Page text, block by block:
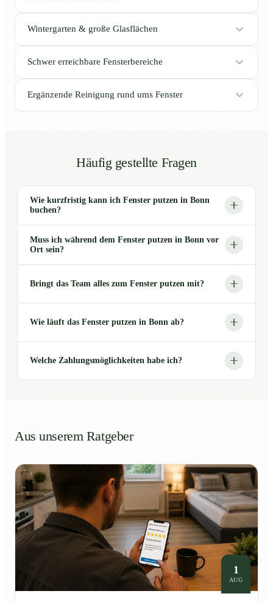
Wintergarten & große Glasflächen
Schwer erreichbare Fensterbereiche
Ergänzende Reinigung rund ums Fenster
Häufig gestellte Fragen
Wie kurzfristig kann ich Fenster putzen in Bonn
buchen?
Muss ich während dem Fenster putzen in Bonn vor
Ort sein?
Bringt das Team alles zum Fenster putzen mit?
Wie läuft das Fenster putzen in Bonn ab?
Welche Zahlungsmöglichkeiten habe ich?
Aus unserem Ratgeber
1
AUG